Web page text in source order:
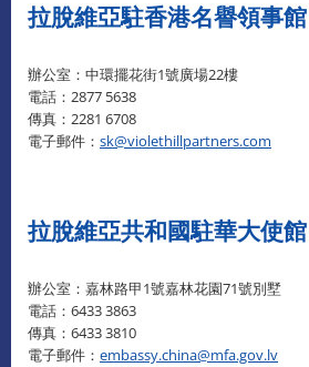
拉脫維亞駐香港名譽領事館
辦公室：中環擺花街1號廣場22樓
電話：2877 5638
傳真：2281 6708
電子郵件： sk@violethillpartners.com
拉脫維亞共和國駐華大使館
辦公室：嘉林路甲1號嘉林花園71號別墅
電話：6433 3863
傳真：6433 3810
電子郵件： embassy.china@mfa.gov.lv